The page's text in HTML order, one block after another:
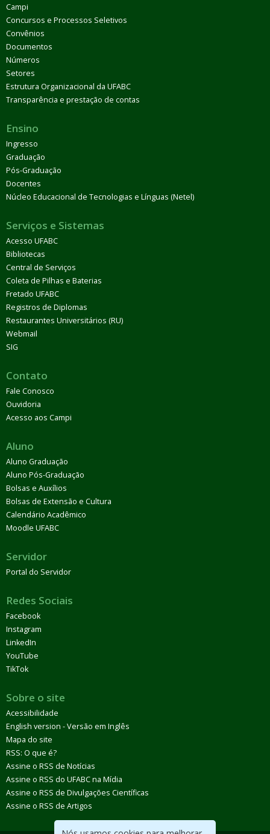
Campi
Concursos e Processos Seletivos
Convênios
Documentos
Números
Setores
Estrutura Organizacional da UFABC
Transparência e prestação de contas
Ensino
Ingresso
Graduação
Pós-Graduação
Docentes
Núcleo Educacional de Tecnologias e Línguas (Netel)
Serviços e Sistemas
Acesso UFABC
Bibliotecas
Central de Serviços
Coleta de Pilhas e Baterias
Fretado UFABC
Registros de Diplomas
Restaurantes Universitários (RU)
Webmail
SIG
Contato
Fale Conosco
Ouvidoria
Acesso aos Campi
Aluno
Aluno Graduação
Aluno Pós-Graduação
Bolsas e Auxílios
Bolsas de Extensão e Cultura
Calendário Acadêmico
Moodle UFABC
Servidor
Portal do Servidor
Redes Sociais
Facebook
Instagram
LinkedIn
YouTube
TikTok
Sobre o site
Acessibilidade
English version - Versão em Inglês
Mapa do site
RSS: O que é?
Assine o RSS de Notícias
Assine o RSS do UFABC na Mídia
Assine o RSS de Divulgações Científicas
Assine o RSS de Artigos